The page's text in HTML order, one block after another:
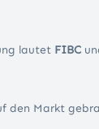
lautet FIBC
den Markt